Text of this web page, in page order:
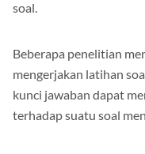
soal.
Beberapa penelitian
mengerjakan latihan
kunci jawaban dapat
terhadap suatu soal